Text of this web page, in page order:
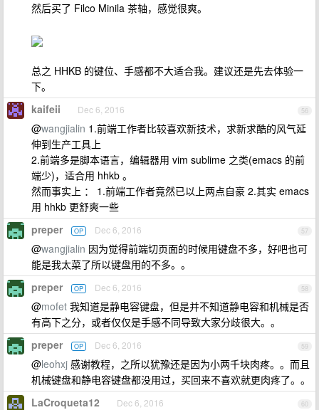
然后买了 Filco Minila 茶轴，感觉很爽。
总之 HHKB 的键位、手感都不大适合我。建议还是先去体验一
下。
56
kaifeii Dec 6, 2016
@wangjialin 1.前端工作者比较喜欢新技术，求新求酷的风气延
伸到生产工具上
2.前端多是脚本语言，编辑器用 vim sublime 之类(emacs 的前
端少)，适合用 hhkb 。
然而事实上 ： 1.前端工作者竟然已以上两点自豪 2.其实 emacs
用 hhkb 更舒爽一些
57
preper OP Dec 6, 2016
@wangjialin 因为觉得前端切页面的时候用键盘不多，好吧也可
能是我太菜了所以键盘用的不多。。
58
preper OP Dec 6, 2016
@mofet 我知道是静电容键盘，但是并不知道静电容和机械是否
有高下之分，或者仅仅是手感不同导致大家分歧很大。。
59
preper OP Dec 6, 2016
@leohxj 感谢教程，之所以犹豫还是因为小两千块肉疼。。而且
机械键盘和静电容键盘都没用过，买回来不喜欢就更肉疼了。。
60
LaCroqueta12 Dec 6, 2016